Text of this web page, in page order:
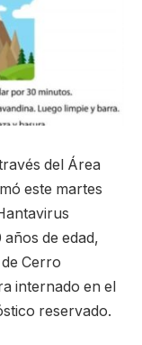
del Área
este martes
de edad,
Cerro
internado en el
reservado.